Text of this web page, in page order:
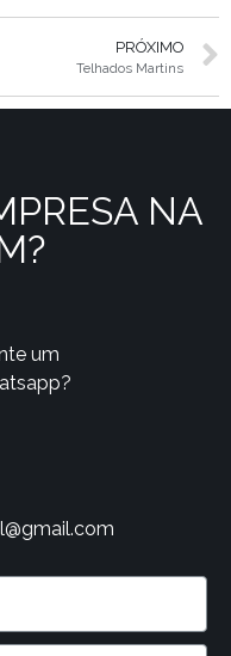
PRÓXIMO
Telhados Martins
NA
um